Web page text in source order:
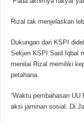
Rizal tak menjelaskan
Dukungan dari KSPI
Sekjen KSPI Said Iqbal
menilai Rizal memiliki
petahana.
“Waktu pembahasan
aksi jaminan sosial. Di